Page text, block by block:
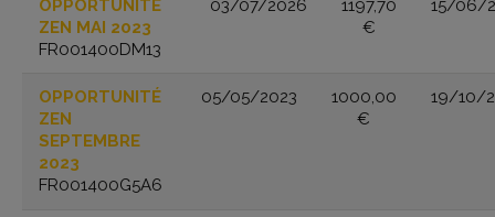
OPPORTUNITÉ
ZEN MAI 2023
FR001400DM13
03/07/2026
1197,70
€
15/06/
OPPORTUNITÉ
ZEN
SEPTEMBRE
2023
FR001400G5A6
05/05/2023
1000,00
€
19/10/